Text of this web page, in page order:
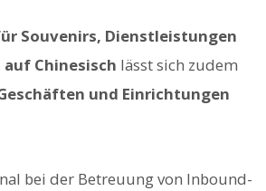
Souvenirs, Dienstleistungen
Chinesisch lässt sich zudem
und Einrichtungen
bei der Betreuung von Inbound-